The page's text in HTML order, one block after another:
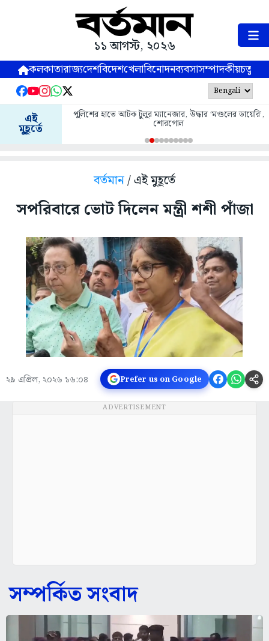
১১ আগস্ট, ২০২৬
কলকাতারাজ্যদেশবিদেশখেলাবিনোদনব্যবসাসম্পাদকীয়
এই
মুহূর্তে
পুলিশের হাতে আটক টুলুর ম্যানেজার, উদ্ধার ‘মণ্ডলের ডায়েরি’,
শোরগোল
বর্তমান/ এই মুহূর্তে
সপরিবারে ভোট দিলেন মন্ত্রী শশী পাঁজা
২৯ এপ্রিল, ২০২৬ ১৬:০৪ Prefer us on Google
ADVERTISEMENT
সম্পর্কিত সংবাদ